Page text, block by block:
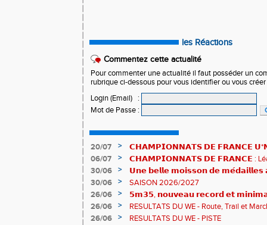
les Réactions
Commentez cette actualité
Pour commenter une actualité il faut posséder un
rubrique ci-dessous pour vous identifier ou vous
Login (Email)
:
Mot de Passe :
20/07 >
𝗖𝗛𝗔𝗠𝗣𝗜𝗢𝗡𝗡𝗔𝗧𝗦 𝗗𝗘 𝗙𝗥𝗔𝗡𝗖𝗘
𝗵𝗶𝘀𝘁𝗼𝗿𝗶𝗾𝘂𝗲𝘀 !
06/07 >
𝗖𝗛𝗔𝗠𝗣𝗜𝗢𝗡𝗡𝗔𝗧𝗦 𝗗𝗘 𝗙𝗥𝗔𝗡𝗖𝗘 : Léane
83è !
30/06 >
𝗨𝗻𝗲 𝗯𝗲𝗹𝗹𝗲 𝗺𝗼𝗶𝘀𝘀𝗼𝗻 𝗱𝗲
𝗔𝗨𝗥𝗔 !
30/06 >
SAISON 2026/2027
26/06
>
𝟱𝗺𝟯𝟱, 𝗻𝗼𝘂𝘃𝗲𝗮𝘂 𝗿𝗲𝗰𝗼𝗿𝗱 𝗲𝘁
𝗖𝗵𝗮𝗺𝗽𝗶𝗼𝗻𝗻𝗮𝘁𝘀 𝗱𝘂 𝗠𝗼𝗻𝗱𝗲 𝗨𝟮𝟬
26/06 >
RESULTATS DU WE - Route, Trail et
26/06
>
RESULTATS DU WE - PISTE